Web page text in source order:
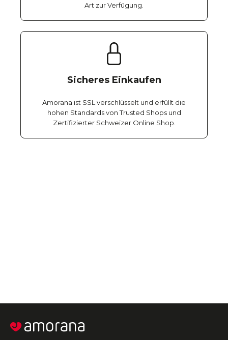
Art zur Verfügung.
Sicheres Einkaufen
Amorana ist SSL verschlüsselt und erfüllt die
hohen Standards von Trusted Shops und
Zertifizierter Schweizer Online Shop.